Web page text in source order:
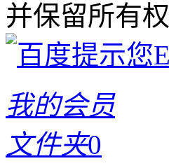
并保留所有
我的会员
文件夹0